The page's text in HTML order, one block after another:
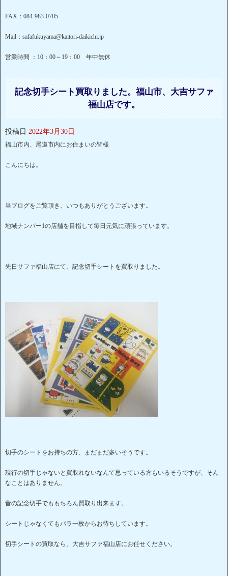
FAX：084-983-0705
Mail：safafukuyama@kaitori-daikichi.jp
営業時間 ：10：00～19：00 年中無休
記念切手シート買取りました。福山市、大吉サファ
福山店です。
投稿日 2022年3月30日
福山市内、尾道市内にお住まいの皆様
こんにちは。
当ブログをご覧頂き、いつもありがとうございます。
地域ナンバー1の店舗を目指して毎日元気に頑張っています。
先日サファ福山店にて、記念切手シートを買取りました。
切手のシートをお持ちの方、まだまだ多いそうです。
現行の切手じゃないと買取れないなんて思っている方もいるそうですが、そん
なことはありません。
昔の記念切手でももちろん買取り出来ます。
シートじゃなくてもバラ一枚からお待ちしています。
切手シートの買取なら、大吉サファ福山店にお任せください。